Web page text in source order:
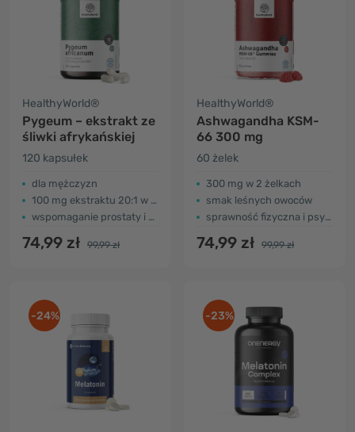
HealthyWorld®
Pygeum – ekstrakt ze
śliwki afrykańskiej
120 kapsułek
dla mężczyzn
100 mg ekstraktu 20:1 w kapsułce
wspomaganie prostaty i dróg moczowych
74,99 zł 99,99 zł
HealthyWorld®
Ashwagandha KSM-
66 300 mg
60 żelek
300 mg w 2 żelkach
smak leśnych owoców
sprawność fizyczna i psychiczna
74,99 zł 99,99 zł
-24% -23%